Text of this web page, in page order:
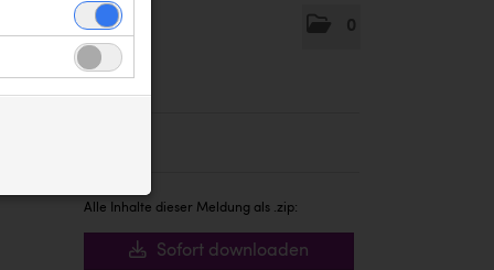
0
Alle Inhalte dieser Meldung als .zip:
Sofort downloaden
Website